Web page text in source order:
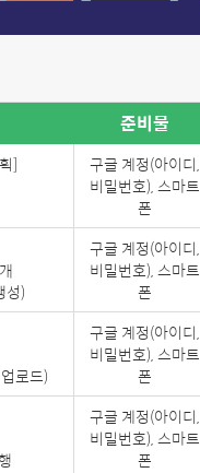
준비물
]
구글 계정(아이디,
비밀번호), 스마트
폰
성)
구글 계정(아이디,
비밀번호), 스마트
폰
로드)
구글 계정(아이디,
비밀번호), 스마트
폰
구글 계정(아이디,
비밀번호), 스마트
폰